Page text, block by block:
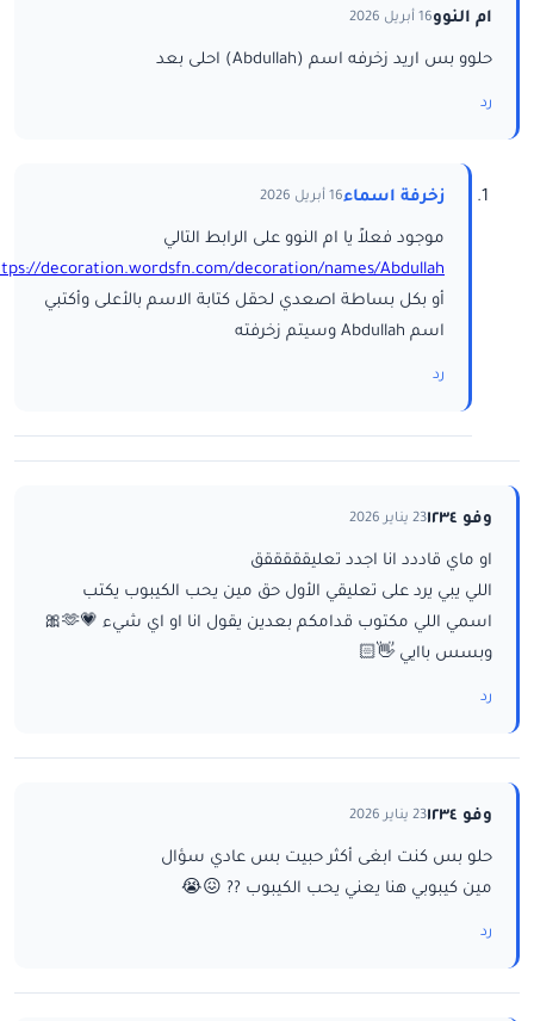
ام النوو16 أبريل 2026
حلوو بس اريد زخرفه اسم (Abdullah) احلى بعد
رد
زخرفة اسماء16 أبريل 2026
موجود فعلاً يا ام النوو على الرابط التالي
decoration.wordsfn.com/decoration/names/Abdullah/
أو بكل بساطة اصعدي لحقل كتابة الاسم بالأعلى وأكتبي
اسم Abdullah وسيتم زخرفته
رد
وفو ١٢٣٤ 23 يناير 2026
او ماي قاددد انا اجدد تعليقققققق
اللي يبي يرد على تعليقي الأول حق مين يحب الكيبوب يكتب
اسمي اللي مكتوب قدامكم بعدين يقول انا او اي شيء 💗🫶🎀
وبسس باايي 👋🏻
رد
وفو ١٢٣٤ 23 يناير 2026
حلو بس كنت ابغى أكثر حبيت بس عادي سؤال
مين كيبوبي هنا يعني يحب الكيبوب ?? 😖😭
رد